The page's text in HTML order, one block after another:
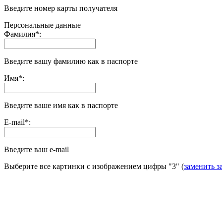
Введите номер карты получателя
Персональные данные
Фамилия*:
Введите вашу фамилию как в паспорте
Имя*:
Введите ваше имя как в паспорте
E-mail*:
Введите ваш e-mail
Выберите все картинки с изображением цифры "3" (заменить